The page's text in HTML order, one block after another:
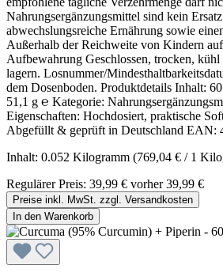
Nahrungsergänzungsmittel sind kein
abwechslungsreiche Ernährung sowie
Außerhalb der Reichweite von Kindern
Aufbewahrung Geschlossen, trocken,
lagern. Losnummer/
dem Dosenboden. Produktdetails Inhalt:
51,1 g ℮ Kategorie:
Eigenschaften: Hochdosiert, praktische
Abgefüllt & geprüft in Deutschland EAN:
Inhalt: 0.052 Kilogramm (769,04 € / 1
Regulärer Preis: 39,99 € vorher 39,99 €
Preise inkl. MwSt. zzgl. Versandkosten
In den Warenkorb